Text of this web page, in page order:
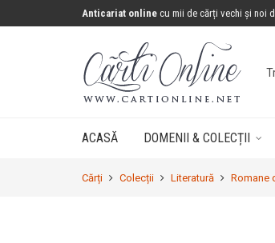
Anticariat online cu mii de cărți vechi și noi
ACASĂ DOMENII & COLECȚII
Cărți Colecții Literatură Romane